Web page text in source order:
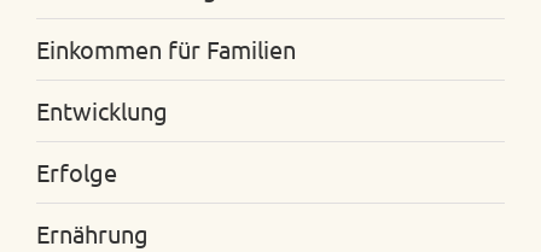
Einkommen für Familien
Entwicklung
Erfolge
Ernährung